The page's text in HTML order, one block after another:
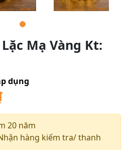
Mạ Vàng Kt:
dụng
20 năm
hàng kiếm tra/ thanh